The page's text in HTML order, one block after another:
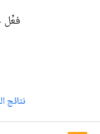
فعِّل
نتائج